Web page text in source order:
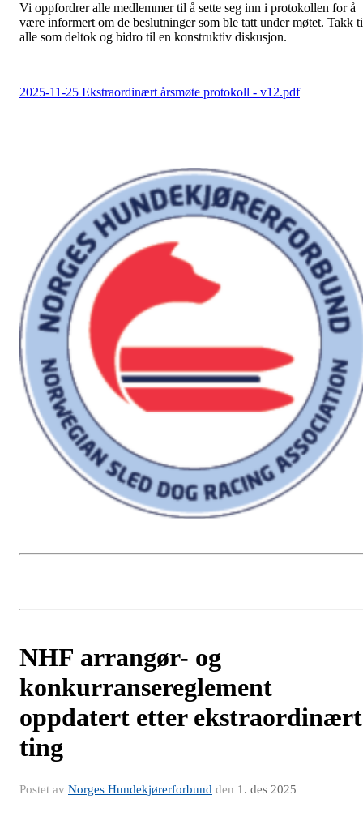
Vi oppfordrer alle medlemmer til å sette seg inn i protokollen for å
være informert om de beslutninger som ble tatt under møtet. Takk
alle som deltok og bidro til en konstruktiv diskusjon.
2025-11-25 Ekstraordinært årsmøte protokoll - v12.pdf
NHF arrangør- og
konkurransereglement
oppdatert etter ekstraordinært
ting
Postet av Norges Hundekjørerforbund den 1. des 2025